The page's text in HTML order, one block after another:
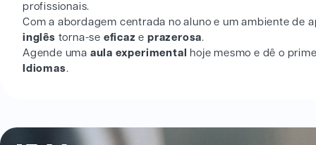
profissionais.
Com a abordagem centrada no aluno e um ambiente de
inglês torna-se eficazeprazerosa.
Agende uma aula experimental
hoje mesmo e dê o
Idiomas.